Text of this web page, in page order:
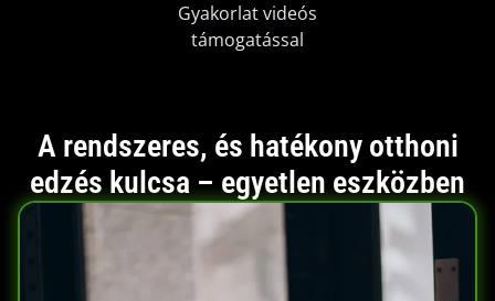
Gyakorlat videós
támogatással
A rendszeres, és hatékony otthoni
edzés kulcsa – egyetlen eszközben